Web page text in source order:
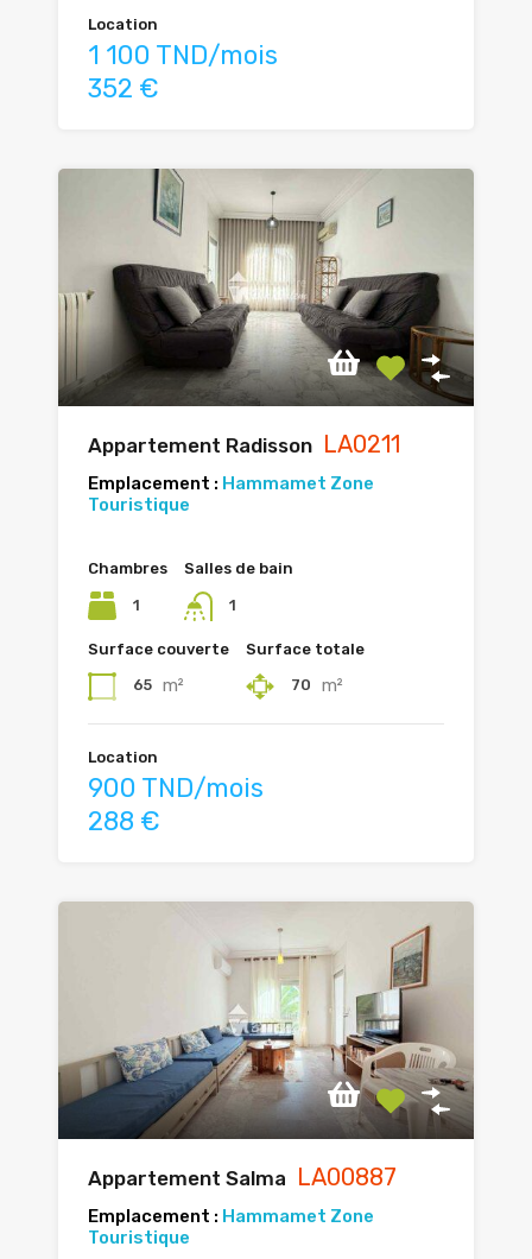
Location
1 100 TND/mois
352 €
Appartement Radisson LA0211
Emplacement : Hammamet Zone
Touristique
Chambres
1
Salles de bain
1
Surface couverte
65 m²
Surface totale
70 m²
Location
900 TND/mois
288 €
Appartement Salma LA00887
Emplacement : Hammamet Zone
Touristique